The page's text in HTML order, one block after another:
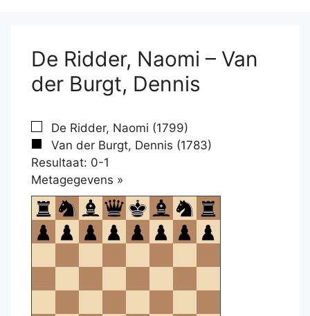
De Ridder, Naomi – Van
der Burgt, Dennis
De Ridder, Naomi (1799)
Van der Burgt, Dennis (1783)
Resultaat: 0-1
Metagegevens »
om
te
openen.